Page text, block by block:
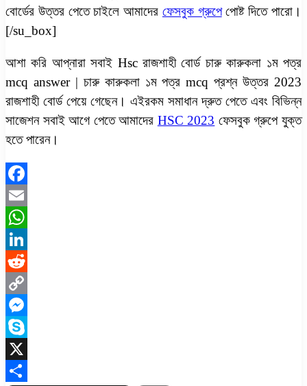
বোর্ডের উত্তর পেতে চাইলে আমাদের ফেসবুক গ্রুপেপোষ্ট দিতে পারো।
[/su_box]
আশা করি আপ্নারা সবাই Hsc রাজশাহী বোর্ড চারু কারুকলা ১ম পত্র
mcq answer | চারু কারুকলা ১ম পত্র mcq প্রশ্ন উত্তর 2023
রাজশাহী বোর্ড পেয়ে গেছেন। এইরকম সমাধান দ্রুত পেতে এবং বিভিন্ন
সাজেশন সবাই আগে পেতে আমাদের HSC 2023 ফেসবুক গ্রুপে যুক্ত
হতে পারেন।
Facebook
Email
WhatsApp
LinkedIn
Reddit
Copy
Link
Messenger
Skype
X